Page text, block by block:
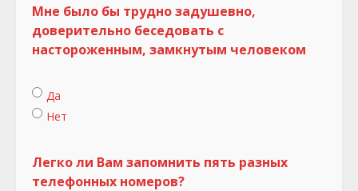
Мне было бы трудно задушевно,
доверительно беседовать с
настороженным, замкнутым человеком
Да
Нет
Легко ли Вам запомнить пять разных
телефонных номеров?